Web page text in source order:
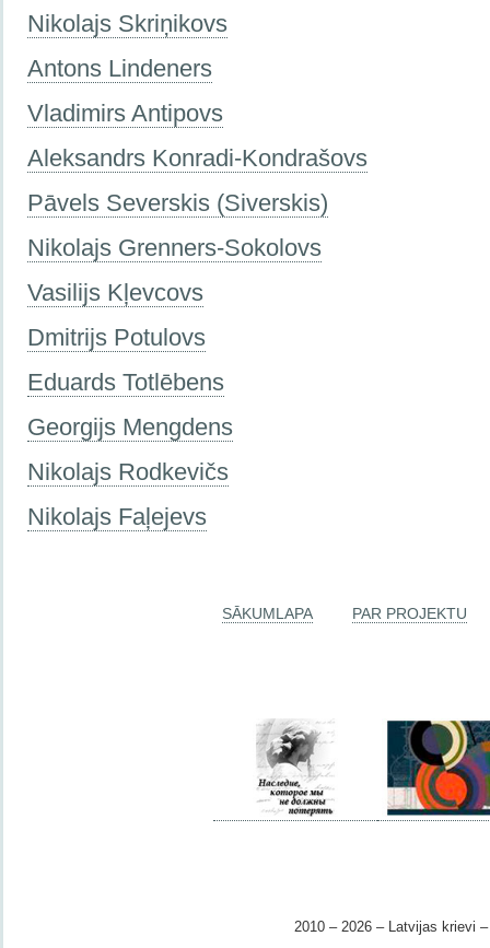
Nikolajs Skriņikovs
Antons Lindeners
Vladimirs Antipovs
Aleksandrs Konradi-Kondrašovs
Pāvels Severskis (Siverskis)
Nikolajs Grenners-Sokolovs
Vasilijs Kļevcovs
Dmitrijs Potulovs
Eduards Totlēbens
Georgijs Mengdens
Nikolajs Rodkevičs
Nikolajs Faļejevs
SĀKUMLAPA PAR PROJEKTU
2010 – 2026 – Latvijas krievi –